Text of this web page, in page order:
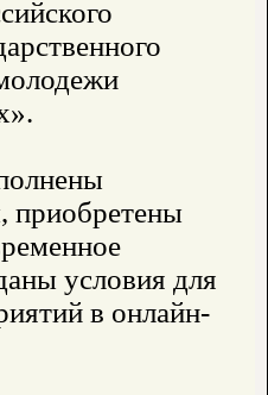
приобретены
условия для
в онлайн-